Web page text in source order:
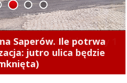
remont torowiska przy 1
(zdjęcia)
3 4 5